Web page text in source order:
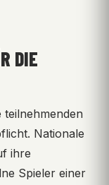
DIE
Nationale
ihre
Spieler einer